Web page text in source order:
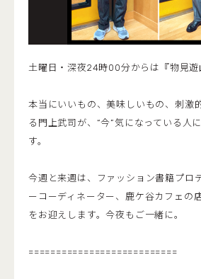
土曜日・深夜24時00分からは『物見遊
本当にいいもの、美味しいもの、刺激
る門上武司が、“今”気になっている人
す。
今週と来週は、ファッション書籍プロ
ーコーディネーター、鹿ケ谷カフェの
をお迎えします。今夜もご一緒に。
===========================